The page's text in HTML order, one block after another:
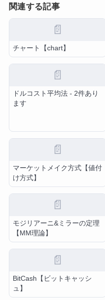
関連する記事
📄
チャート【chart】
📄
ドルコスト平均法 - 2件あり
ます
📄
マーケットメイク方式【値付
け方式】
📄
モジリアーニ&ミラーの定理
【MM理論】
📄
BitCash【ビットキャッシ
ュ】